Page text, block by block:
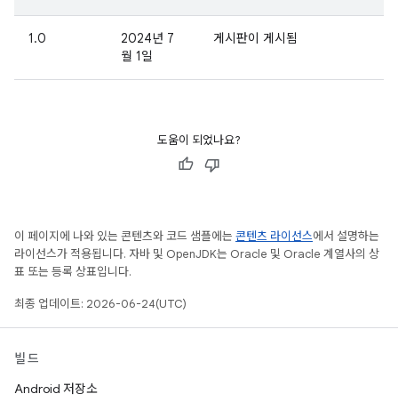
1.0
2024년 7
월 1일
게시판이 게시됨
도움이 되었나요?
이 페이지에 나와 있는 콘텐츠와 코드 샘플에는 콘텐츠 라이선스에서 설명하는
라이선스가 적용됩니다. 자바 및 OpenJDK는 Oracle 및 Oracle 계열사의 상
표 또는 등록 상표입니다.
최종 업데이트: 2026-06-24(UTC)
빌드
Android 저장소